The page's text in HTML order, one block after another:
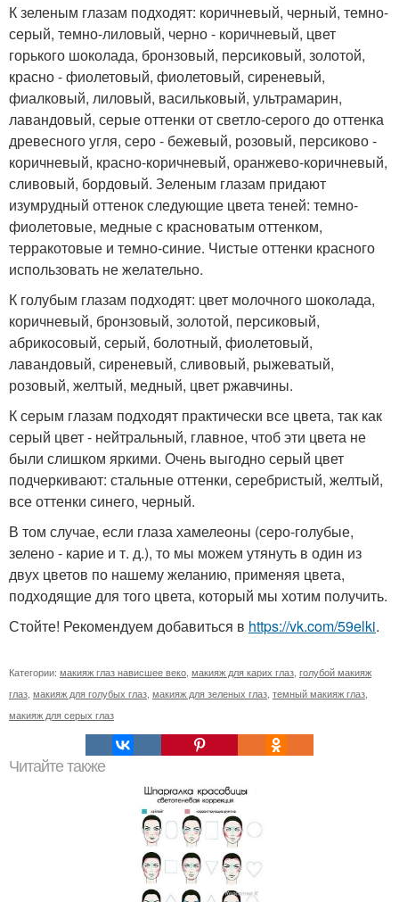
К зеленым глазам подходят: коричневый, черный, темно-
серый, темно-лиловый, черно - коричневый, цвет
горького шоколада, бронзовый, персиковый, золотой,
красно - фиолетовый, фиолетовый, сиреневый,
фиалковый, лиловый, васильковый, ультрамарин,
лавандовый, серые оттенки от светло-серого до оттенка
древесного угля, серо - бежевый, розовый, персиково -
коричневый, красно-коричневый, оранжево-коричневый,
сливовый, бордовый. Зеленым глазам придают
изумрудный оттенок следующие цвета теней: темно-
фиолетовые, медные с красноватым оттенком,
терракотовые и темно-синие. Чистые оттенки красного
использовать не желательно.
К голубым глазам подходят: цвет молочного шоколада,
коричневый, бронзовый, золотой, персиковый,
абрикосовый, серый, болотный, фиолетовый,
лавандовый, сиреневый, сливовый, рыжеватый,
розовый, желтый, медный, цвет ржавчины.
К серым глазам подходят практически все цвета, так как
серый цвет - нейтральный, главное, чтоб эти цвета не
были слишком яркими. Очень выгодно серый цвет
подчеркивают: стальные оттенки, серебристый, желтый,
все оттенки синего, черный.
В том случае, если глаза хамелеоны (серо-голубые,
зелено - карие и т. д.), то мы можем утянуть в один из
двух цветов по нашему желанию, применяя цвета,
подходящие для того цвета, который мы хотим получить.
Стойте! Рекомендуем добавиться в https://vk.com/59elki.
Категории: макияж глаз нависшее веко макияж для карих глаз голубой макияж
глаз макияж для голубых глаз макияж для зеленых глаз темный макияж глаз
макияж для серых глаз
Читайте также